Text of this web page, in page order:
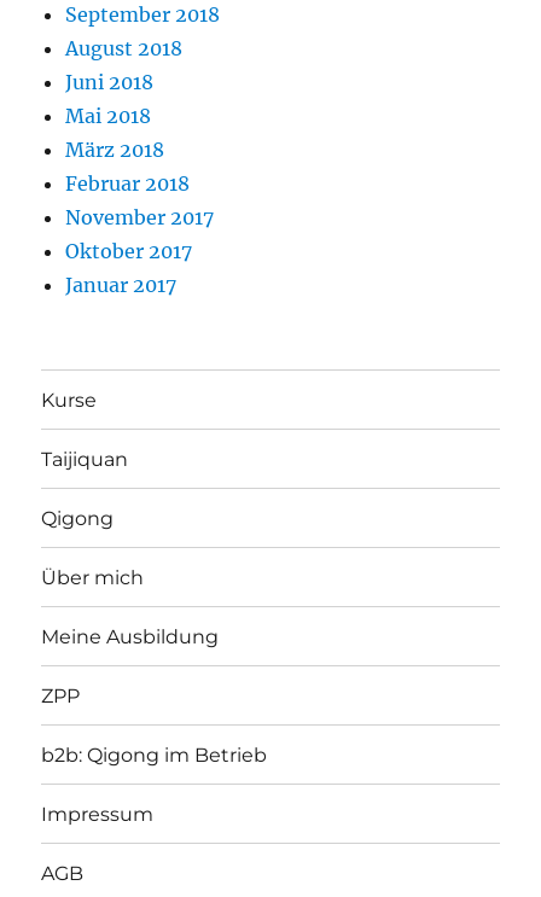
September 2018
August 2018
Juni 2018
Mai 2018
März 2018
Februar 2018
November 2017
Oktober 2017
Januar 2017
Kurse
Taijiquan
Qigong
Über mich
Meine Ausbildung
ZPP
b2b: Qigong im Betrieb
Impressum
AGB